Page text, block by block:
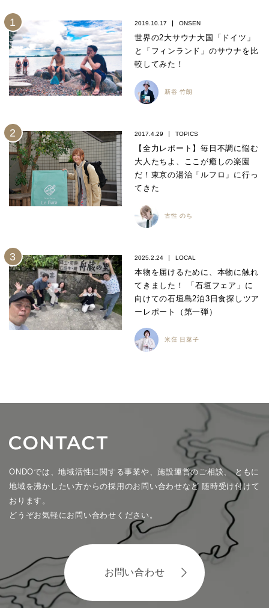
2019.10.17 ONSEN
世界の2大サウナ大国「ドイツ」
と「フィンランド」のサウナを比
較してみた！
新谷 竹朗
2017.4.29 TOPICS
【全力レポート】毎日不調に悩む
大人たちよ、ここが癒しの楽園
だ！東京の湯治「ルフロ」に行っ
てきた
古性 のち
2025.2.24 LOCAL
本物を届けるために、本物に触れ
てきました！ 「石垣フェア」に
向けての石垣島2泊3日食探しツア
ーレポート（第一弾）
米窪 日菜子
ONDOでは、地域活性に関する事業や、施設運営のご相談、ともに
地域を沸かしたい方からの採用のお問い合わせなど 随時受け付けて
おります。
どうぞお気軽にお問い合わせください。
お問い合わせ